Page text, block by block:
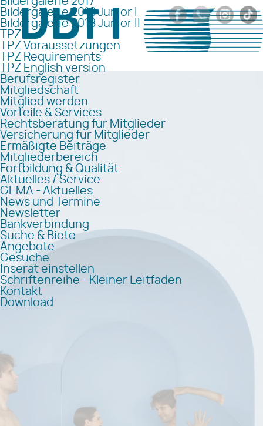
Bildergalerie 2018 Junior I
Bildergalerie 2018 Junior II
TPZ
TPZ Voraussetzungen
TPZ Requirements
TPZ English version
Berufsregister
Mitgliedschaft
Mitglied werden
Vorteile & Services
Rechtsberatung für Mitglieder
Versicherung für Mitglieder
Ermäßigte Beiträge
Mitgliederbereich
Fortbildung & Qualität
Aktuelles / Service
GEMA - Aktuelles
News und Termine
Newsletter
Bankverbindung
Suche & Biete
Angebote
Gesuche
Inserat einstellen
Schriftenreihe - Kleiner Leitfaden
Kontakt
Download